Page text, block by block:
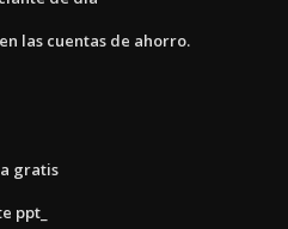
las cuentas de ahorro.
gratis
ppt_